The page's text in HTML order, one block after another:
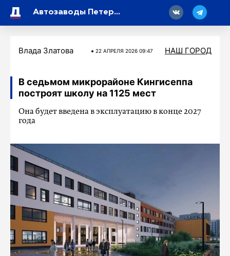
Автозаводы Петербурга намерены увеличить выпуск автомобилей более чем вдвое
Влада Златова 22 АПРЕЛЯ 2026 09:47 НАШ ГОРОД
В седьмом микрорайоне Кингисеппа
построят школу на 1125 мест
Она будет введена в эксплуатацию в конце 2027
года